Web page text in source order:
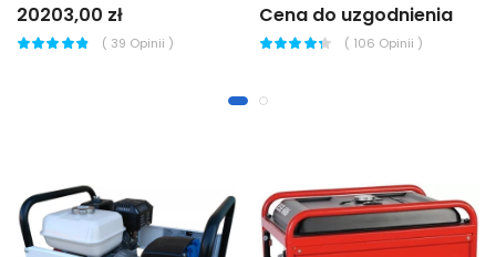
20203,00 zł
( 39 Opinii )
Cena do uzgodnienia
( 106 Opinii )